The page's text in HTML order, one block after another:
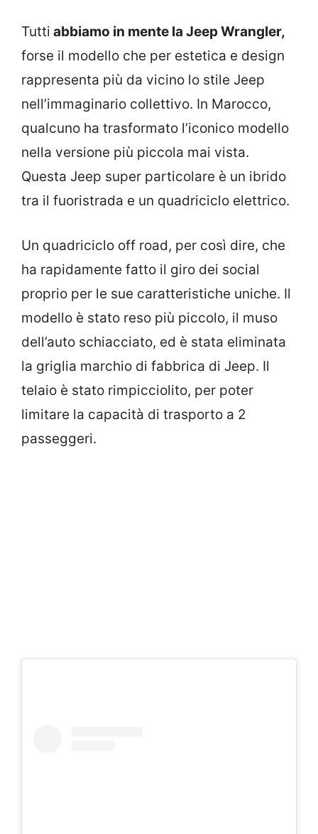
Tutti abbiamo in mente la Jeep Wrangler,
forse il modello che per estetica e design
rappresenta più da vicino lo stile Jeep
nell’immaginario collettivo. In Marocco,
qualcuno ha trasformato l’iconico modello
nella versione più piccola mai vista.
Questa Jeep super particolare è un ibrido
tra il fuoristrada e un quadriciclo elettrico.
Un quadriciclo off road, per così dire, che
ha rapidamente fatto il giro dei social
proprio per le sue caratteristiche uniche. Il
modello è stato reso più piccolo, il muso
dell’auto schiacciato, ed è stata eliminata
la griglia marchio di fabbrica di Jeep. Il
telaio è stato rimpicciolito, per poter
limitare la capacità di trasporto a 2
passeggeri.